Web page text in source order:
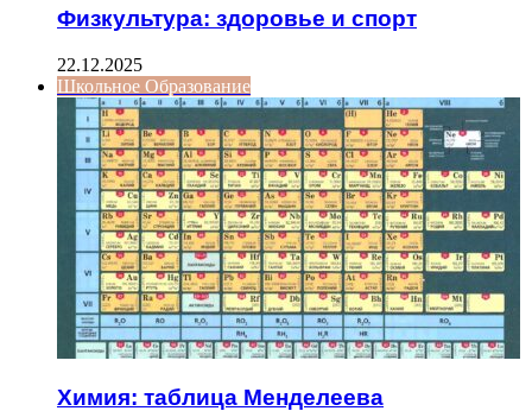
Физкультура: здоровье и спорт
22.12.2025
Школьное Образование
Химия: таблица Менделеева